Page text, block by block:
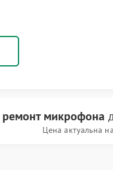
ремонт микрофона
Цена актуальна